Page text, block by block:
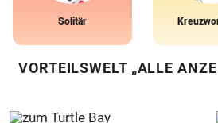
Solitär
VORTEILSWELT „ALLE